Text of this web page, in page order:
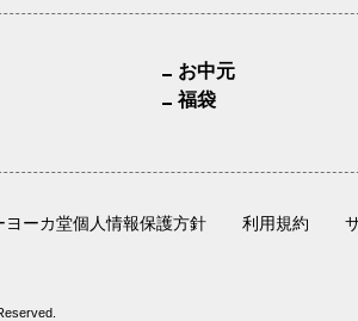
お中元
福袋
ヨーカ堂個人情報保護方針 利用規約